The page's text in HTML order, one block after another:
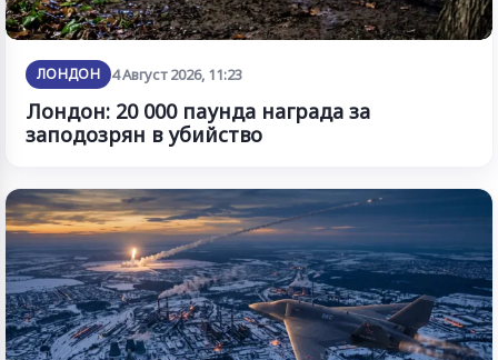
ЛОНДОН 4 Август 2026, 11:23
Лондон: 20 000 паунда награда за
заподозрян в убийство